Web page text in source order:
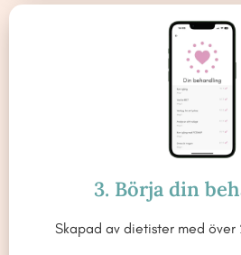
3. Börja din
Skapad av dietister med